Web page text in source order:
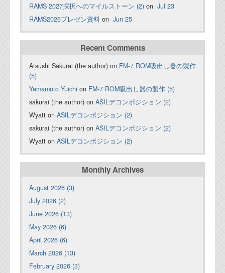
RAMS 2027採択へのマイルストーン (2) on Jul 23
RAMS2026プレゼン資料 on Jun 25
Recent Comments
Atsushi Sakurai (the author) on FM-7 ROM吸出し器の製作
(5)
Yamamoto Yuichi on FM-7 ROM吸出し器の製作 (5)
sakurai (the author) on ASILデコンポジション (2)
Wyatt on ASILデコンポジション (2)
sakurai (the author) on ASILデコンポジション (2)
Wyatt on ASILデコンポジション (2)
Monthly Archives
August 2026 (3)
July 2026 (2)
June 2026 (13)
May 2026 (6)
April 2026 (6)
March 2026 (13)
February 2026 (3)